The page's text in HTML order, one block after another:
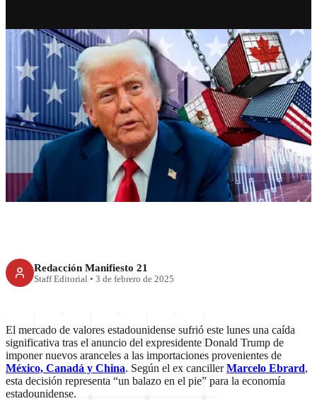
RECIENTE
Efecto Trump: cae mercado de
valores de EEUU
Redacción Manifiesto 21
Staff Editorial • 3 de febrero de 2025
El mercado de valores estadounidense sufrió este lunes una caída
significativa tras el anuncio del expresidente Donald Trump de
imponer nuevos aranceles a las importaciones provenientes de
México, Canadá y China. Según el ex cancillerMarcelo Ebrard,
esta decisión representa “un balazo en el pie” para la economía
estadounidense.